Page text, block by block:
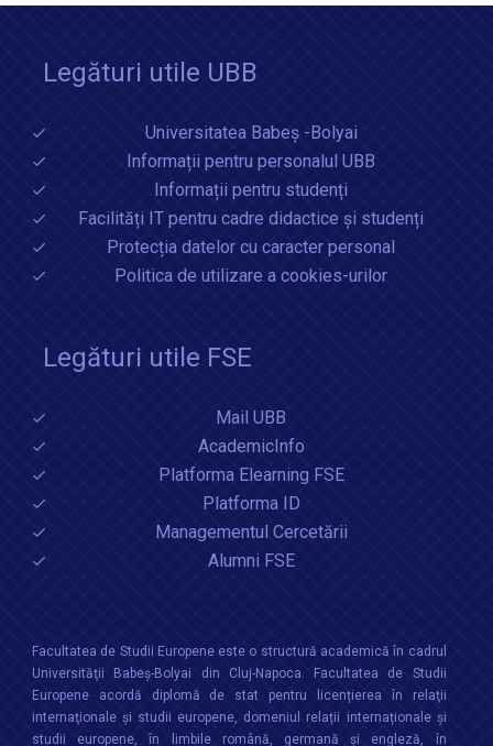
Legături utile UBB
Universitatea Babeș -Bolyai
Informații pentru personalul UBB
Informații pentru studenți
Facilități IT pentru cadre didactice și studenți
Protecția datelor cu caracter personal
Politica de utilizare a cookies-urilor
Legături utile FSE
Mail UBB
AcademicInfo
Platforma Elearning FSE
Platforma ID
Managementul Cercetării
Alumni FSE
Facultatea de Studii Europene este o structură academică în cadrul
Universităţii Babeș-Bolyai din Cluj-Napoca. Facultatea de Studii
Europene acordă diplomă de stat pentru licențierea în relaţii
internaţionale şi studii europene, domeniul relații internaționale şi
studii europene, în limbile română, germană și engleză, în